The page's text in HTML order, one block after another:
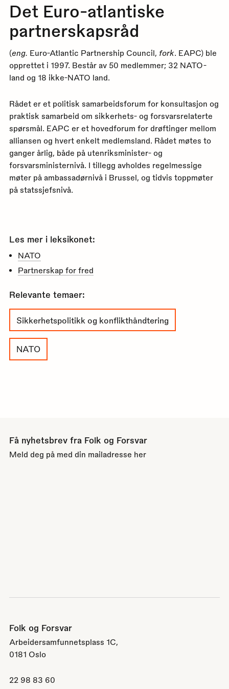
Det Euro-atlantiske
partnerskapsråd
(eng. Euro-Atlantic Partnership Council, fork. EAPC) ble
opprettet i 1997. Består av 50 medlemmer; 32 NATO-
land og 18 ikke-NATO land.
Rådet er et politisk samarbeidsforum for konsultasjon og
praktisk samarbeid om sikkerhets- og forsvarsrelaterte
spørsmål. EAPC er et hovedforum for drøftinger mellom
alliansen og hvert enkelt medlemsland. Rådet møtes to
ganger årlig, både på utenriksminister- og
forsvarsministernivå. I tillegg avholdes regelmessige
møter på ambassadørnivå i Brussel, og tidvis toppmøter
på statssjefsnivå.
Les mer i leksikonet:
NATO
Partnerskap for fred
Relevante temaer:
Sikkerhetspolitikk og konflikthåndtering
NATO
Få nyhetsbrev fra Folk og Forsvar
Meld deg på med din mailadresse her
Folk og Forsvar
Arbeidersamfunnetsplass 1C,
0181 Oslo
22 98 83 60